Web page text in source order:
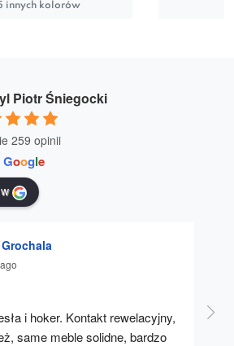
innych kolorów
Piotr Śniegocki
259 opinii
Google
i hoker. Kontakt rewelacyjny,
same meble solidne, bardzo
A